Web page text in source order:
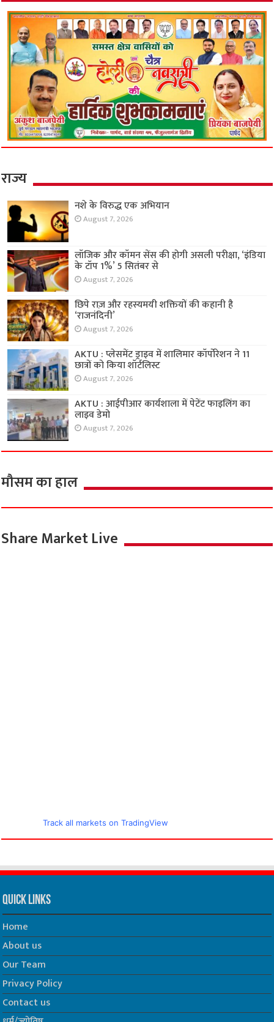
राज्य
नशे के विरुद्ध एक अभियान
August 7, 2026
लॉजिक और कॉमन सेंस की होगी असली परीक्षा, ‘इंडिया
के टॉप 1%’ 5 सितंबर से
August 7, 2026
छिपे राज़ और रहस्यमयी शक्तियों की कहानी है
‘राजनंदिनी’
August 7, 2026
AKTU : प्लेसमेंट ड्राइव में शालिमार कॉर्पोरेशन ने 11
छात्रों को किया शॉर्टलिस्ट
August 7, 2026
AKTU : आईपीआर कार्यशाला में पेटेंट फाइलिंग का
लाइव डेमो
August 7, 2026
मौसम का हाल
Share Market Live
Track all markets on TradingView
Quick Links
Home
About us
Our Team
Privacy Policy
Contact us